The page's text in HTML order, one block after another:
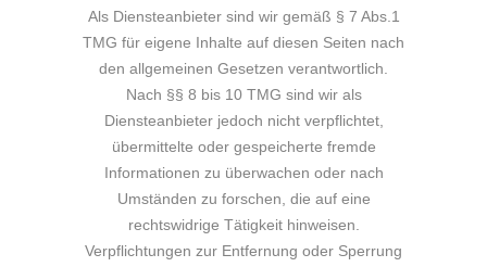
Als Diensteanbieter sind wir gemäß § 7 Abs.1
TMG für eigene Inhalte auf diesen Seiten nach
den allgemeinen Gesetzen verantwortlich.
Nach §§ 8 bis 10 TMG sind wir als
Diensteanbieter jedoch nicht verpflichtet,
übermittelte oder gespeicherte fremde
Informationen zu überwachen oder nach
Umständen zu forschen, die auf eine
rechtswidrige Tätigkeit hinweisen.
Verpflichtungen zur Entfernung oder Sperrung